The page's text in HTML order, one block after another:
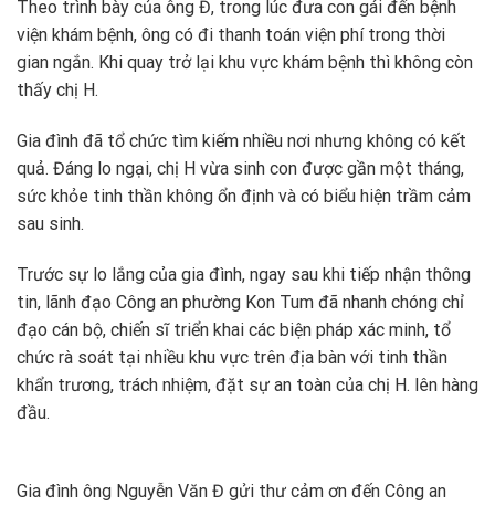
Theo trình bày của ông Đ, trong lúc đưa con gái đến bệnh
viện khám bệnh, ông có đi thanh toán viện phí trong thời
gian ngắn. Khi quay trở lại khu vực khám bệnh thì không còn
thấy chị H.
Gia đình đã tổ chức tìm kiếm nhiều nơi nhưng không có kết
quả. Đáng lo ngại, chị H vừa sinh con được gần một tháng,
sức khỏe tinh thần không ổn định và có biểu hiện trầm cảm
sau sinh.
Trước sự lo lắng của gia đình, ngay sau khi tiếp nhận thông
tin, lãnh đạo Công an phường Kon Tum đã nhanh chóng chỉ
đạo cán bộ, chiến sĩ triển khai các biện pháp xác minh, tổ
chức rà soát tại nhiều khu vực trên địa bàn với tinh thần
khẩn trương, trách nhiệm, đặt sự an toàn của chị H. lên hàng
đầu.
Gia đình ông Nguyễn Văn Đ gửi thư cảm ơn đến Công an